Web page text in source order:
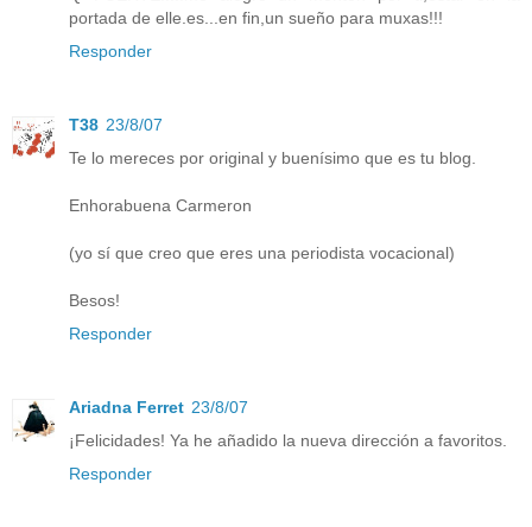
portada de elle.es...en fin,un sueño para muxas!!!
Responder
T38 23/8/07
Te lo mereces por original y buenísimo que es tu blog.
Enhorabuena Carmeron
(yo sí que creo que eres una periodista vocacional)
Besos!
Responder
Ariadna Ferret 23/8/07
¡Felicidades! Ya he añadido la nueva dirección a favoritos.
Responder